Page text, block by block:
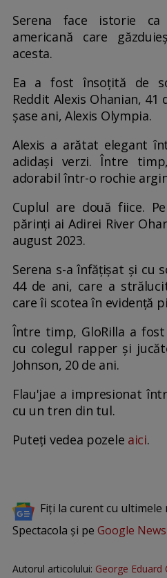
Serena face istorie
americană care
acesta.
Ea a fost însoțită de
Reddit Alexis Ohanian,
șase ani, Alexis Olympia.
Alexis a arătat elegant
adidași verzi. Între
adorabil într-o rochie
Cuplul are două fiice.
părinți ai Adirei River
august 2023.
Serena s-a înfățișat și cu
44 de ani, care a
care îi scotea în evidență
Între timp, GloRilla a
cu colegul rapper și
Johnson, 20 de ani.
Flau'jae a impresionat
cu un tren din tul.
Puteți vedea pozele aici.
Fiți la curent cu ultimele
Spectacola și pe Google News
Autorul articolului: George Eduard